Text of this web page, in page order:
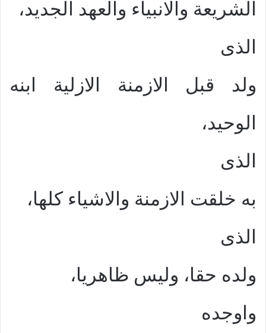
الشريعة والانبياء والعهد الجديد،
الذى
ولد قبل الازمنة الازلية ابنه
الوحيد،
الذى
به خلقت الازمنة والاشياء كلها،
الذى
ولده حقا، وليس ظاهريا،
واوجده